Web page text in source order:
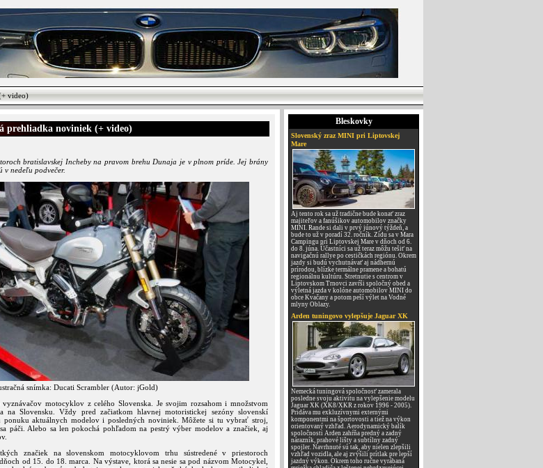
video)
prehliadka noviniek (+ video)
bratislavskej Incheby na pravom brehu Dunaja je v plnom príde. Jej brány
v nedeľu podvečer.
snímka: Ducati Scrambler (Autor: jGold)
motocyklov z celého Slovenska. Je svojim rozsahom i množstvom
na Slovensku. Vždy pred začiatkom hlavnej motoristickej sezóny slovenskí
ponuku aktuálnych modelov i posledných noviniek. Môžete si tu vybrať stroj,
páči. Alebo sa len pokochá pohľadom na pestrý výber modelov a značiek, aj
značiek na slovenskom motocyklovom trhu sústredené v priestoroch
od 15. do 18. marca. Na výstave, ktorá sa nesie sa pod názvom Motocykel,
Bleskovky
Slovenský zraz MINI pri Liptovskej
Mare
Aj tento rok sa už tradične bude konať zraz
majiteľov a fanúšikov automobilov značky
MINI. Rande si dali v prvý júnový týždeň, a
bude to už v poradí 32. ročník. Zídu sa v Mara
Campingu pri Liptovskej Mare v dňoch od 6.
do 8. júna. Účastníci sa už teraz môžu tešiť na
navigačnú rallye po cestičkách regiónu. Okrem
jazdy si budú vychutnávať aj nádhernú
prírodou, blízke termálne pramene a bohatú
regionálnu kultúru. Stretnutie s centrom v
Liptovskom Trnovci zavŕši spoločný obed a
výletná jazda v kolóne automobilov MINI do
obce Kvačany a potom peší výlet na Vodné
mlyny Oblazy.
Arden tuningovo vylepšuje Jaguar XK
Nemecká tuningová spoločnosť zamerala
posledne svoju aktivitu na vylepšenie modelu
Jaguar XK (XK8/XKR z rokov 1996 - 2005).
Pridáva mu exkluzívnymi externými
komponentmi na športovosti a tiež na výkon
orientovaný vzhľad. Aerodynamický balík
spoločnosti Arden zahŕňa predný a zadný
nárazník, prahové lišty a subtílny zadný
spojler. Navrhnuté sú tak, aby nielen zlepšili
vzhľad vozidla, ale aj zvýšili prítlak pre lepší
jazdný výkon. Okrem toho ručne vyrábaná